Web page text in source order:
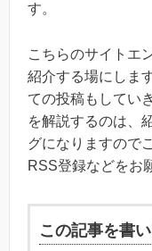
す。
こちらのサイトエ
紹介する場にしま
ての投稿もしてい
を解説するのは、
グになりますので
RSS登録などをお
この記事を書